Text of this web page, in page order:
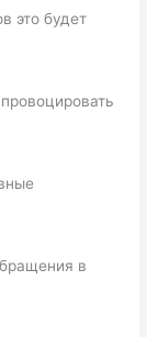
это будет
в